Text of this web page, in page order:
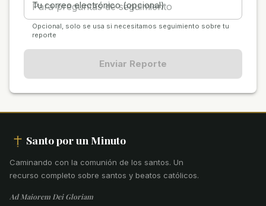
Tu correo electrónico (opcional)
Opcional, solo se usa si necesitamos seguimiento sobre tu
reporte
Enviar Reporte
Santo por un Minuto
Caminando con la comunión de los santos. Un
recurso completo sobre santos y beatos católicos.
Ad Maiorem Dei Gloriam